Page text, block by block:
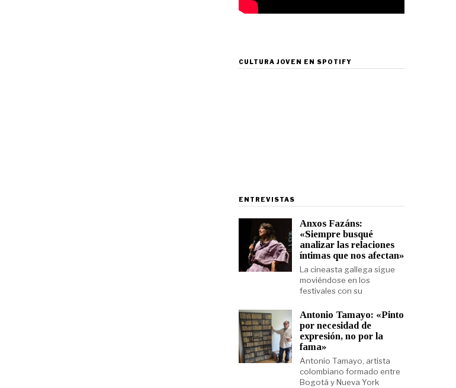
CULTURA JOVEN EN SPOTIFY
ENTREVISTAS
Anxos Fazáns:
«Siempre busqué
analizar las relaciones
íntimas que nos afectan»
La cineasta gallega sigue
moviéndose en los
festivales con su
Antonio Tamayo: «Pinto
por necesidad de
expresión, no por la
fama»
Antonio Tamayo, artista
colombiano formado entre
Bogotá y Nueva York